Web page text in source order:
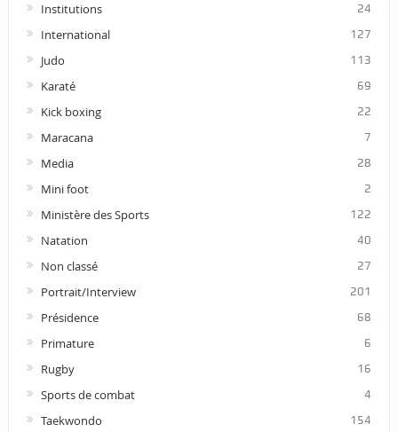
Institutions 24
International 127
Judo 113
Karaté 69
Kick boxing 22
Maracana 7
Media 28
Mini foot 2
Ministère des Sports 122
Natation 40
Non classé 27
Portrait/Interview 201
Présidence 68
Primature 6
Rugby 16
Sports de combat 4
Taekwondo 154